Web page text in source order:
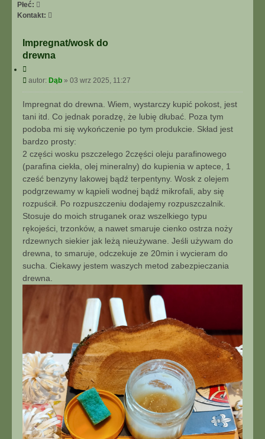
A
N
A
N
Płeć:
Kontakt:
n
t
k
s
ę
z
D
Impregnat/wosk do
drewna
y
j
P
o
autor: Dąb » 03 wrz 2025, 11:27
Impregnat do drewna. Wiem, wystarczy kupić pokost, jest
tani itd. Co jednak poradzę, że lubię dłubać. Poza tym
podoba mi się wykończenie po tym produkcie. Skład jest
bardzo prosty:
2 części wosku pszczelego 2części oleju parafinowego
(parafina ciekła, olej mineralny) do kupienia w aptece, 1
cześć benzyny lakowej bądź terpentyny. Wosk z olejem
podgrzewamy w kąpieli wodnej bądź mikrofali, aby się
rozpuścił. Po rozpuszczeniu dodajemy rozpuszczalnik.
Stosuje do moich struganek oraz wszelkiego typu
rękojeści, trzonków, a nawet smaruje cienko ostrza noży
rdzewnych siekier jak leżą nieużywane. Jeśli używam do
drewna, to smaruje, odczekuje ze 20min i wycieram do
sucha. Ciekawy jestem waszych metod zabezpieczania
drewna.